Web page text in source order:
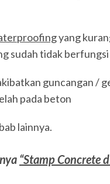
yang
sudah tidak
guncangan /
pada beton
lainnya.
“Stamp Concrete